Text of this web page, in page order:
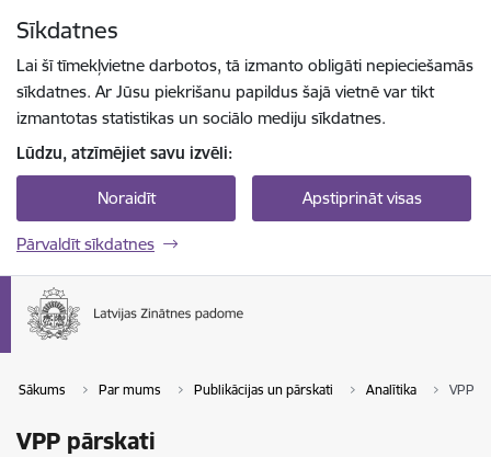
Sīkdatnes
Lai šī tīmekļvietne darbotos, tā izmanto obligāti nepieciešamās
sīkdatnes. Ar Jūsu piekrišanu papildus šajā vietnē var tikt
izmantotas statistikas un sociālo mediju sīkdatnes.
Lūdzu, atzīmējiet savu izvēli:
Noraidīt Apstiprināt visas
Pārvaldīt sīkdatnes
Sākums Par mums Publikācijas un pārskati Analītika VPP
VPP pārskati